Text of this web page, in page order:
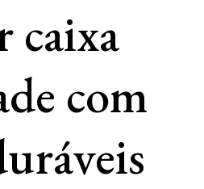
caixa
com